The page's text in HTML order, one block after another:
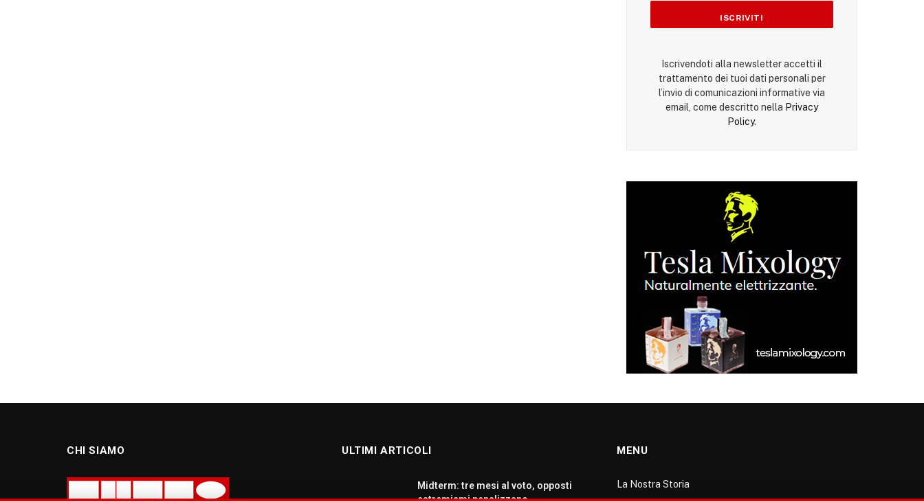
Iscrivendoti alla newsletter accetti il
trattamento dei tuoi dati personali per
l’invio di comunicazioni informative via
email, come descritto nella Privacy
Policy.
CHI SIAMO ULTIMI ARTICOLI
Midterm: tre mesi al voto, opposti
estremismi penalizzano
MENU
La Nostra Storia